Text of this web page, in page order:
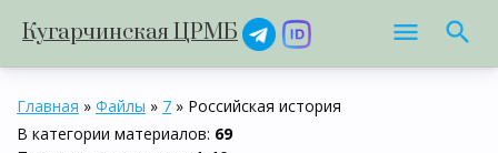
Кугарчинская ЦРМБ
Главная » Файлы » 7 » Российская история
В категории материалов: 69